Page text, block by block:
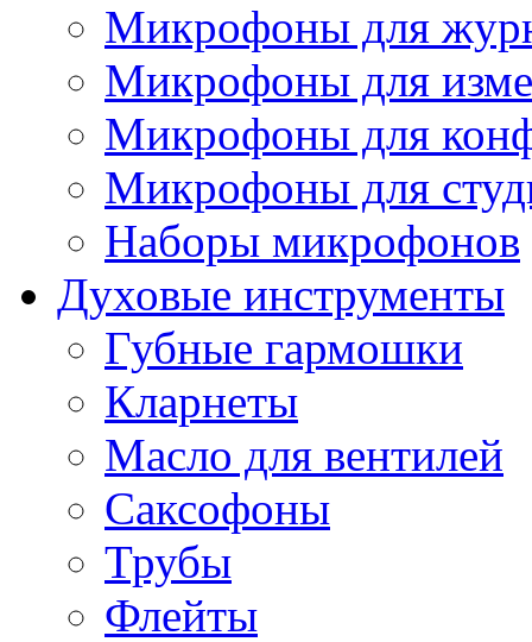
Микрофоны для
Микрофоны для
Микрофоны для
Микрофоны для
Наборы микрофонов
Духовые инструменты
Губные гармошки
Кларнеты
Масло для вентилей
Саксофоны
Трубы
Флейты